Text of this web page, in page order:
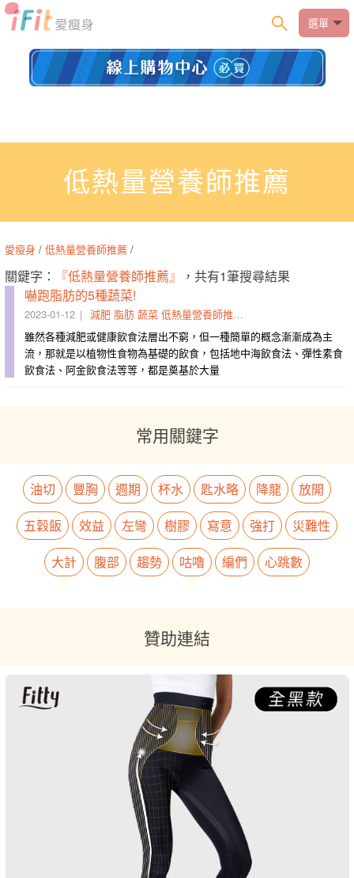
選單
低熱量營養師推薦
愛瘦身 / 低熱量營養師推薦 /
關鍵字： 『低熱量營養師推薦』
，共有1筆搜尋結果
嚇跑脂肪的5種蔬菜!
2023-01-12 減肥 脂肪 蔬菜 低熱量營養師推薦
雖然各種減肥或健康飲食法層出不窮，但一種簡單的概念漸漸成為主
流，那就是以植物性食物為基礎的飲食，包括地中海飲食法、彈性素食
飲食法、阿金飲食法等等，都是奠基於大量
常用關鍵字
油切 豐胸 週期 杯水 匙水略 降龍
放開
五穀飯
效益 左彎 樹膠 寫意 強打
災難性
大計
腹部 趨勢 咕嚕 編們 心跳數
贊助連結